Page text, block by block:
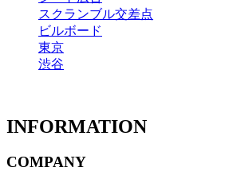
スクランブル交差点
ビルボード
東京
渋谷
INFORMATION
COMPANY